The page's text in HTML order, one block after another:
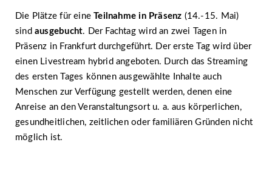
Die Plätze für eineTeilnahme in Präsenz (14.-15. Mai)
sindausgebucht. Der Fachtag wird an zwei Tagen in
Präsenz in Frankfurt durchgeführt. Der erste Tag wird über
einen Livestream hybrid angeboten. Durch das Streaming
des ersten Tages können ausgewählte Inhalte auch
Menschen zur Verfügung gestellt werden, denen eine
Anreise an den Veranstaltungsort u. a. aus körperlichen,
gesundheitlichen, zeitlichen oder familiären Gründen nicht
möglich ist.